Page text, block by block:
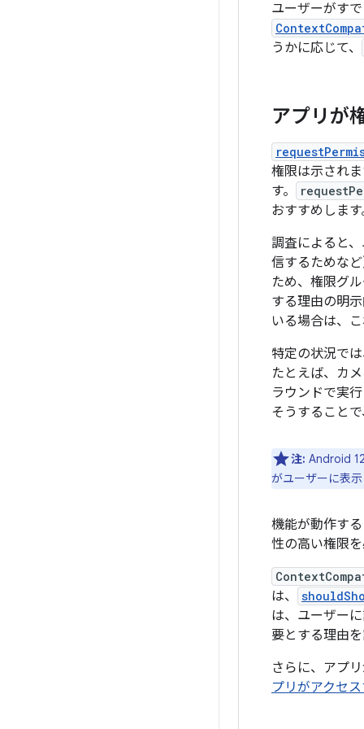
ユーザーがす
うかに応じて、
アプリが
権限は示され
す。
おすすめします
調査によると
信するためな
ため、権限グ
する理由の明
いる場合は、
特定の状況で
たとえば、カ
ラウンドで実
そうすること
注: Android
がユーザーに表
機能が動作す
性の高い権限
は、
は、ユーザー
要とする理由
さらに、アプ
プリがアクセ